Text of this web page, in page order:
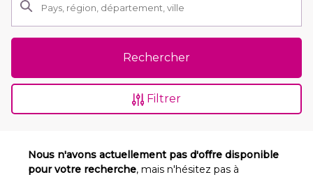
Rechercher
Filtrer
Nous n'avons actuellement pas d'offre disponible
pour votre recherche, mais n'hésitez pas à